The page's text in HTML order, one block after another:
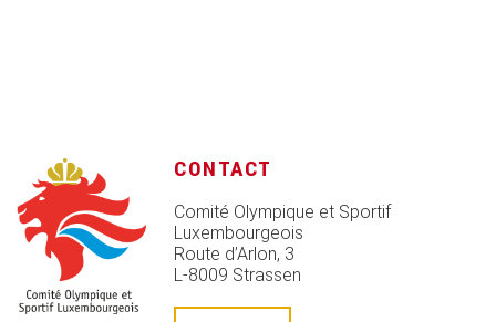
CONTACT
Comité Olympique et Sportif
Luxembourgeois
Route d’Arlon, 3
L-8009 Strassen